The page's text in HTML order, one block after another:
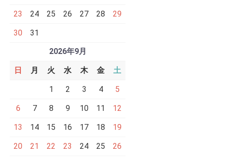
23 24 25 26 27 28 29
30
31
2026年9月
日 月 火 水 木 金 土
1 2 3 4 5
6 7 8 9 10 11 12
13 14 15 16 17 18 19
20 21 22 23 24 25 26